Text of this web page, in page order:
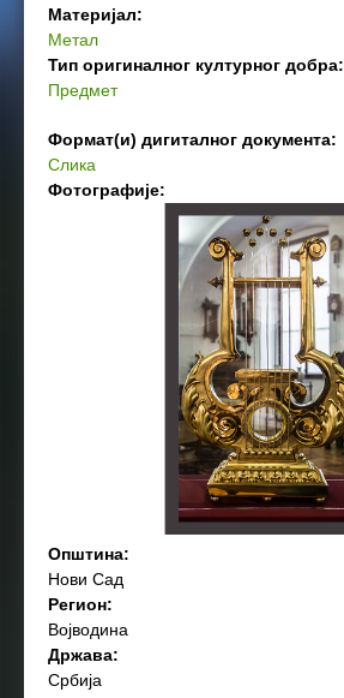
Материјал:
Метал
Тип оригиналног културног добра:
Предмет
Формат(и) дигиталног документа:
Слика
Фотографије:
Општина:
Нови Сад
Регион:
Војводина
Држава:
Србија